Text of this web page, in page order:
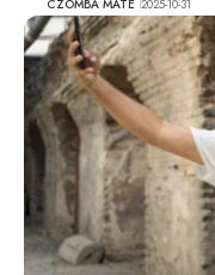
CZOMBA MÁTÉ 2025-10-31